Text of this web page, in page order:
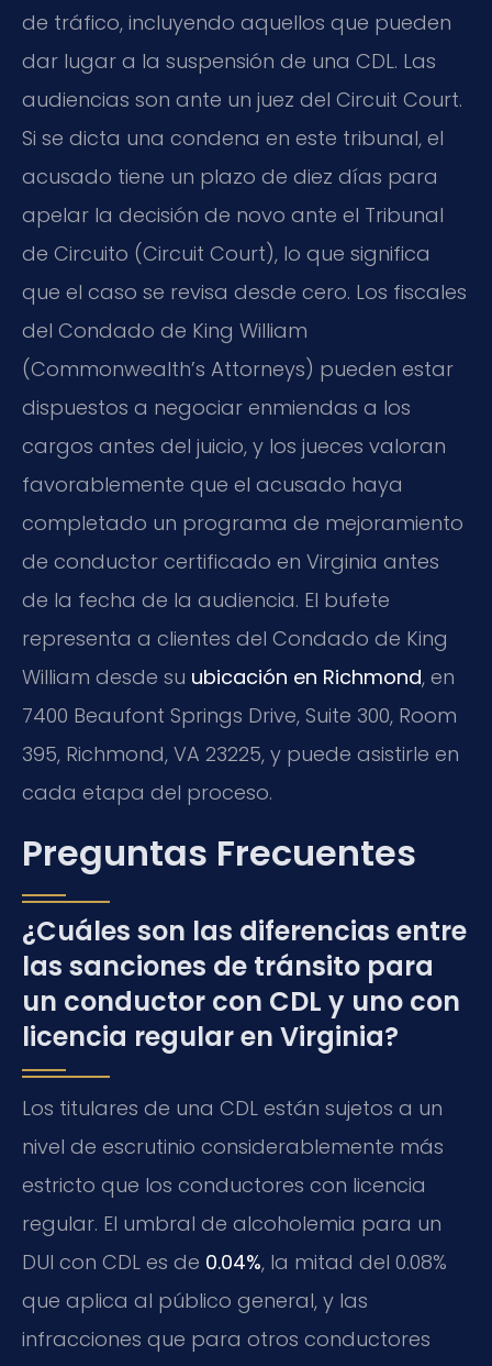
de tráfico, incluyendo aquellos que pueden
dar lugar a la suspensión de una CDL. Las
audiencias son ante un juez del Circuit Court.
Si se dicta una condena en este tribunal, el
acusado tiene un plazo de diez días para
apelar la decisión de novo ante el Tribunal
de Circuito (Circuit Court), lo que significa
que el caso se revisa desde cero. Los fiscales
del Condado de King William
(Commonwealth’s Attorneys) pueden estar
dispuestos a negociar enmiendas a los
cargos antes del juicio, y los jueces valoran
favorablemente que el acusado haya
completado un programa de mejoramiento
de conductor certificado en Virginia antes
de la fecha de la audiencia. El bufete
representa a clientes del Condado de King
William desde su ubicación en Richmond, en
7400 Beaufont Springs Drive, Suite 300, Room
395, Richmond, VA 23225, y puede asistirle en
cada etapa del proceso.
Preguntas Frecuentes
¿Cuáles son las diferencias entre
las sanciones de tránsito para
un conductor con CDL y uno con
licencia regular en Virginia?
Los titulares de una CDL están sujetos a un
nivel de escrutinio considerablemente más
estricto que los conductores con licencia
regular. El umbral de alcoholemia para un
DUI con CDL es de 0.04%, la mitad del 0.08%
que aplica al público general, y las
infracciones que para otros conductores